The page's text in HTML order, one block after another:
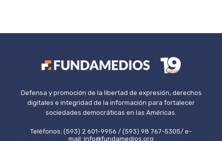
Defensa y promoción de la libertad de expresión, derechos
digitales e integridad de la información para fortalecer
sociedades democráticas en las Américas.
Teléfonos: (593) 2 601-9956 / (593) 98 767-5305/ e-
mail: info@fundamedios.org